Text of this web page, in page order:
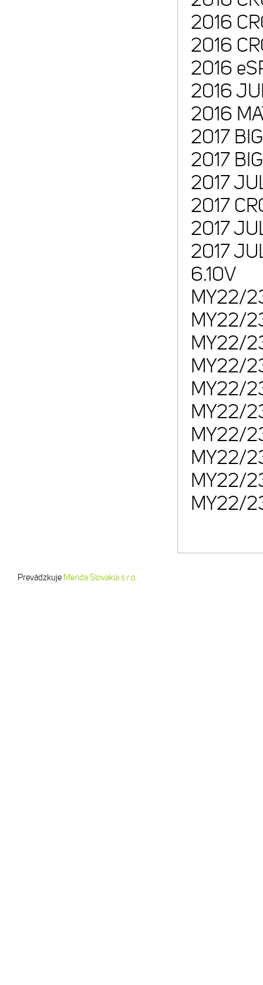
2016
2016
2016
2016
2016
2017
2017
2017
2017
2017
2017
6.10V
MY22/
MY22/
MY22/
MY22/
MY22/
MY22/
MY22/
MY22/
MY22/
MY22/
Prevádzkuje Merida Slovakia s.r.o.